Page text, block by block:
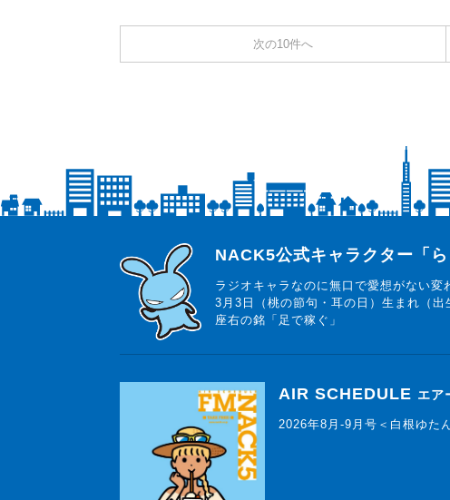
次の10件へ
らじっと君
NACK5公式キャラクター「ら
ラジオキャラなのに無口で愛想がない変
3月3日（桃の節句・耳の日）生まれ（出
座右の銘「足で稼ぐ」
AIR SCHEDULE エア
2026年8月-9月号＜白根ゆた